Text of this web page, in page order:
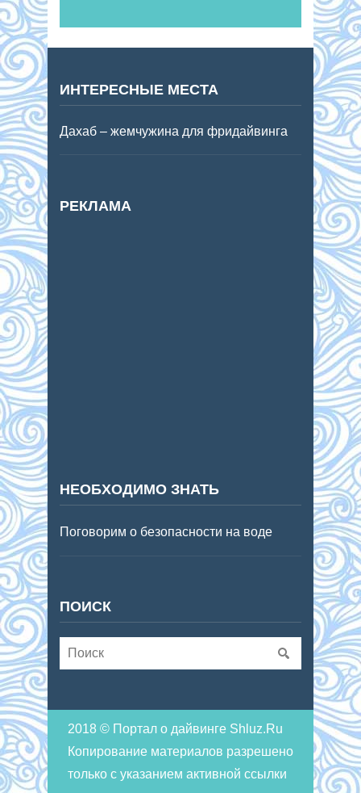
ИНТЕРЕСНЫЕ МЕСТА
Дахаб – жемчужина для фридайвинга
РЕКЛАМА
НЕОБХОДИМО ЗНАТЬ
Поговорим о безопасности на воде
ПОИСК
2018 © Портал о дайвинге Shluz.Ru
Копирование материалов разрешено
только с указанием активной ссылки